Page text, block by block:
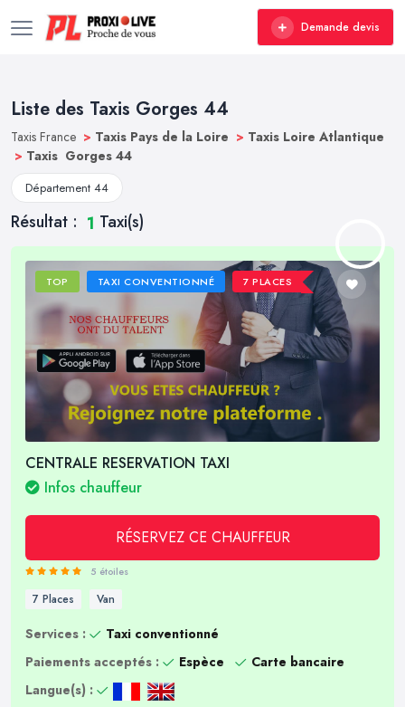
Demande devis
Liste des Taxis Gorges 44
Taxis France > Taxis Pays de la Loire > Taxis Loire Atlantique
> Taxis Gorges 44
Département 44
Résultat : 1 Taxi(s)
TOP TAXI CONVENTIONNÉ 7 PLACES
CENTRALE RESERVATION TAXI
Infos chauffeur
RÉSERVEZ CE CHAUFFEUR
5 étoiles
7 Places Van
Services :
Taxi conventionné
Paiements acceptés :
Espèce
Carte bancaire
Langue(s) :